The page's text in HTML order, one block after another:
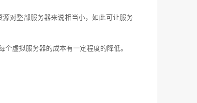
对整部服务器来说相当小，如此可让服务
虚拟服务器的成本有一定程度的降低。